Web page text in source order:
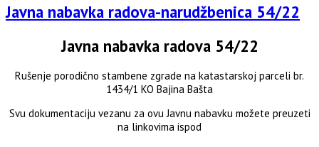
Javna nabavka radova-narudžbenica 54/22
Javna nabavka radova 54/22
Rušenje porodično stambene zgrade na katastarskoj parceli br.
1434/1 KO Bajina Bašta
Svu dokumentaciju vezanu za ovu Javnu nabavku možete preuzeti
na linkovima ispod